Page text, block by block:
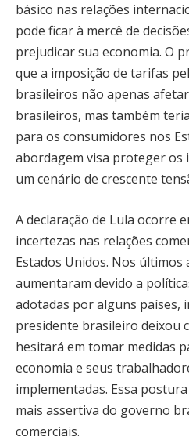
básico nas relações
pode ficar à mercê de
prejudicar sua economia. O
que a imposição de tarifas
brasileiros não apenas
brasileiros, mas também
para os consumidores nos
abordagem visa proteger os
um cenário de crescente
A declaração de Lula ocorre
incertezas nas relações
Estados Unidos. Nos últimos
aumentaram devido a
adotadas por alguns países,
presidente brasileiro deixou
hesitará em tomar medidas
economia e seus
implementadas. Essa
mais assertiva do governo
comerciais.